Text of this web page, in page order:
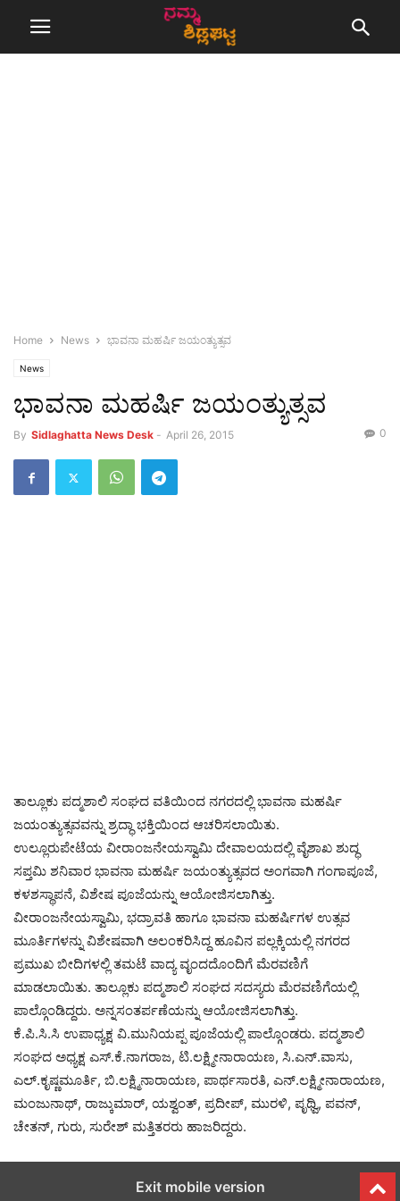
Home News ಭಾವನಾ ಮಹರ್ಷಿ ಜಯಂತ್ಯುತ್ಸವ
News
ಭಾವನಾ ಮಹರ್ಷಿ ಜಯಂತ್ಯುತ್ಸವ
By Sidlaghatta News Desk - April 26, 2015 0
ತಾಲ್ಲೂಕು ಪದ್ಮಶಾಲಿ ಸಂಘದ ವತಿಯಿಂದ ನಗರದಲ್ಲಿ ಭಾವನಾ ಮಹರ್ಷಿ
ಜಯಂತ್ಯುತ್ಸವವನ್ನು ಶ್ರದ್ಧಾ ಭಕ್ತಿಯಿಂದ ಆಚರಿಸಲಾಯಿತು.
ಉಲ್ಲೂರುಪೇಟೆಯ ವೀರಾಂಜನೇಯಸ್ವಾಮಿ ದೇವಾಲಯದಲ್ಲಿ ವೈಶಾಖ ಶುದ್ಧ
ಸಪ್ತಮಿ ಶನಿವಾರ ಭಾವನಾ ಮಹರ್ಷಿ ಜಯಂತ್ಯುತ್ಸವದ ಅಂಗವಾಗಿ ಗಂಗಾಪೂಜೆ,
ಕಳಶಸ್ಥಾಪನೆ, ವಿಶೇಷ ಪೂಜೆಯನ್ನು ಆಯೋಜಿಸಲಾಗಿತ್ತು.
ವೀರಾಂಜನೇಯಸ್ವಾಮಿ, ಭದ್ರಾವತಿ ಹಾಗೂ ಭಾವನಾ ಮಹರ್ಷಿಗಳ ಉತ್ಸವ
ಮೂರ್ತಿಗಳನ್ನು ವಿಶೇಷವಾಗಿ ಅಲಂಕರಿಸಿದ್ದ ಹೂವಿನ ಪಲ್ಲಕ್ಕಿಯಲ್ಲಿ ನಗರದ
ಪ್ರಮುಖ ಬೀದಿಗಳಲ್ಲಿ ತಮಟೆ ವಾದ್ಯ ವೃಂದದೊಂದಿಗೆ ಮೆರವಣಿಗೆ
ಮಾಡಲಾಯಿತು. ತಾಲ್ಲೂಕು ಪದ್ಮಶಾಲಿ ಸಂಘದ ಸದಸ್ಯರು ಮೆರವಣಿಗೆಯಲ್ಲಿ
ಪಾಲ್ಗೊಂಡಿದ್ದರು. ಅನ್ನಸಂತರ್ಪಣೆಯನ್ನು ಆಯೋಜಿಸಲಾಗಿತ್ತು.
ಕೆ.ಪಿ.ಸಿ.ಸಿ ಉಪಾಧ್ಯಕ್ಷ ವಿ.ಮುನಿಯಪ್ಪ ಪೂಜೆಯಲ್ಲಿ ಪಾಲ್ಗೊಂಡರು. ಪದ್ಮಶಾಲಿ
ಸಂಘದ ಅಧ್ಯಕ್ಷ ಎಸ್.ಕೆ.ನಾಗರಾಜ, ಟಿ.ಲಕ್ಷ್ಮೀನಾರಾಯಣ, ಸಿ.ಎನ್.ವಾಸು,
ಎಲ್.ಕೃಷ್ಣಮೂರ್ತಿ, ಬಿ.ಲಕ್ಷ್ಮಿನಾರಾಯಣ, ಪಾರ್ಥಸಾರತಿ, ಎನ್.ಲಕ್ಷ್ಮೀನಾರಾಯಣ,
ಮಂಜುನಾಥ್, ರಾಜ್ಕುಮಾರ್, ಯಶ್ವಂತ್, ಪ್ರದೀಪ್, ಮುರಳಿ, ಪೃಥ್ವಿ, ಪವನ್,
ಚೇತನ್, ಗುರು, ಸುರೇಶ್ ಮತ್ತಿತರರು ಹಾಜರಿದ್ದರು.
Exit mobile version